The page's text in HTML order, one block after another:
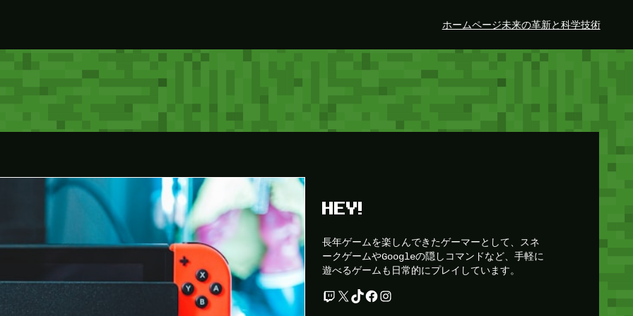
ホームページ未来の革新と科学技術
HEY!
長年ゲームを楽しんできたゲーマーとして、スネ
ークゲームやGoogleの隠しコマンドなど、手軽に
遊べるゲームも日常的にプレイしています。
Twitch X TikTok Facebook Instagram